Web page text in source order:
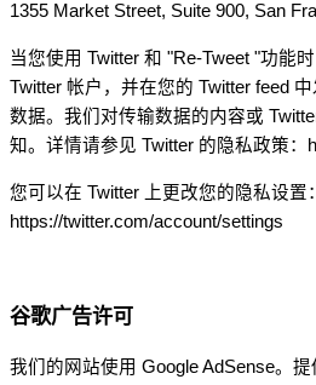
1355 Market Street, Suite 900, San
当您使用 Twitter 和 "Re-Tweet "功能
Twitter 帐户，并在您的 Twitter feed
数据。我们对传输数据的内容或
知。详情请参见 Twitter 的隐私政策：
您可以在 Twitter 上更改您的隐私设置：
https://twitter.com/account/settings
谷歌广告许可
我们的网站使用 Google AdSense。